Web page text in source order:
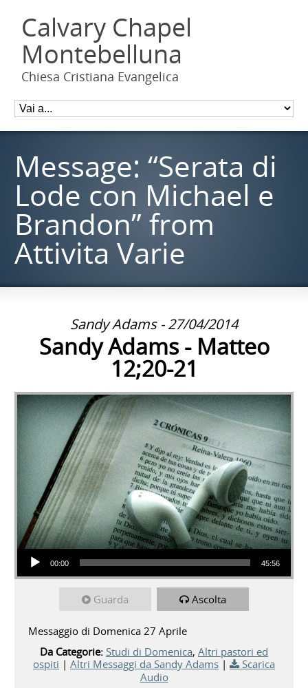
Calvary Chapel
Montebelluna
Chiesa Cristiana Evangelica
Message: “Serata di
Lode con Michael e
Brandon” from
Attivita Varie
Sandy Adams - 27/04/2014
Sandy Adams - Matteo
12;20-21
Audio Player
00:00 45:56
Guarda Ascolta
Messaggio di Domenica 27 Aprile
Da Categorie: Studi di Domenica, Altri pastori ed
ospiti | Altri Messaggi da Sandy Adams |
Scarica
Audio